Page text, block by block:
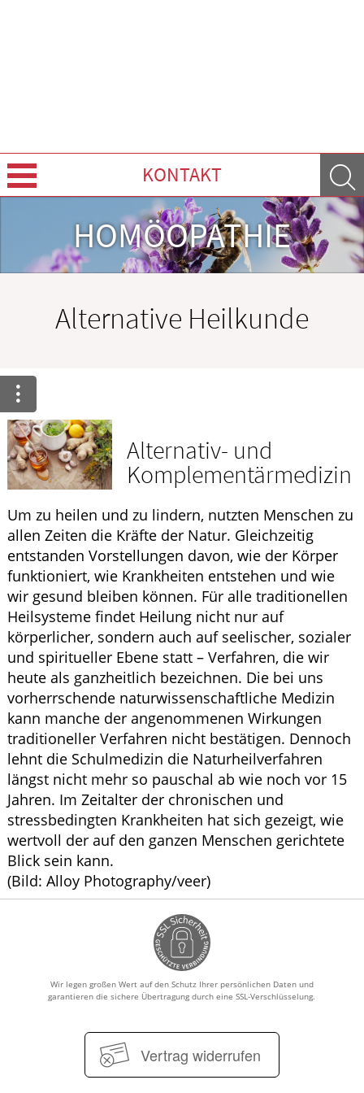
KONTAKT
Leistungen
HOMÖOPATHIE
GESUND IM ALTER
HOMÖOPATHIE
Alternative Heilkunde
Alternativ- und
Komplementärmedizin
Um zu heilen und zu lindern, nutzten Menschen zu
allen Zeiten die Kräfte der Natur. Gleichzeitig
entstanden Vorstellungen davon, wie der Körper
funktioniert, wie Krankheiten entstehen und wie
wir gesund bleiben können. Für alle traditionellen
Heilsysteme findet Heilung nicht nur auf
körperlicher, sondern auch auf seelischer, sozialer
und spiritueller Ebene statt – Verfahren, die wir
heute als ganzheitlich bezeichnen. Die bei uns
vorherrschende naturwissenschaftliche Medizin
kann manche der angenommenen Wirkungen
traditioneller Verfahren nicht bestätigen. Dennoch
lehnt die Schulmedizin die Naturheilverfahren
längst nicht mehr so pauschal ab wie noch vor 15
Jahren. Im Zeitalter der chronischen und
stressbedingten Krankheiten hat sich gezeigt, wie
wertvoll der auf den ganzen Menschen gerichtete
Blick sein kann.
(Bild: Alloy Photography/veer)
Wir legen großen Wert auf den Schutz Ihrer persönlichen Daten und
garantieren die sichere Übertragung durch eine SSL-Verschlüsselung.
Vertrag widerrufen